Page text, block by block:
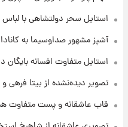
برای اولین
انقلاب/
تصاویر
استایل سحر دولتشاهی با
آشپز مشهور صداوسیما به کانادا
استایل متفاوت افسانه بایگان در ۶۴ سالگی + عکس
تصویر دیده‌نشده از بیتا
قاب عاشقانه و پست متفاوت